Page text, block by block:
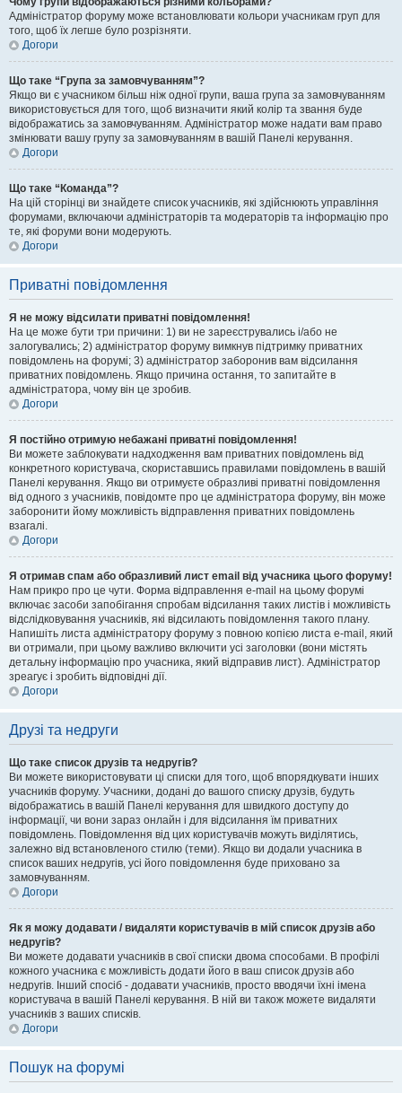
Адміністратор форуму може встановлювати кольори учасникам груп для
того, щоб їх легше було розрізняти.
Догори
Що таке “Група за замовчуванням”?
Якщо ви є учасником більш ніж одної групи, ваша група за замовчуванням
використовується для того, щоб визначити який колір та звання буде
відображатись за замовчуванням. Адміністратор може надати вам право
змінювати вашу групу за замовчуванням в вашій Панелі керування.
Догори
Що таке “Команда”?
На цій сторінці ви знайдете список учасників, які здійснюють управління
форумами, включаючи адміністраторів та модераторів та інформацію про
те, які форуми вони модерують.
Догори
Приватні повідомлення
Я не можу відсилати приватні повідомлення!
На це може бути три причини: 1) ви не зареєструвались і/або не
залогувались; 2) адміністратор форуму вимкнув підтримку приватних
повідомлень на форумі; 3) адміністратор заборонив вам відсилання
приватних повідомлень. Якщо причина остання, то запитайте в
адміністратора, чому він це зробив.
Догори
Я постійно отримую небажані приватні повідомлення!
Ви можете заблокувати надходження вам приватних повідомлень від
конкретного користувача, скориставшись правилами повідомлень в вашій
Панелі керування. Якщо ви отримуєте образливі приватні повідомлення
від одного з учасників, повідомте про це адміністратора форуму, він може
заборонити йому можливість відправлення приватних повідомлень
взагалі.
Догори
Я отримав спам або образливий лист email від учасника цього форуму!
Нам прикро про це чути. Форма відправлення e-mail на цьому форумі
включає засоби запобігання спробам відсилання таких листів і можливість
відслідковування учасників, які відсилають повідомлення такого плану.
Напишіть листа адміністратору форуму з повною копією листа e-mail, який
ви отримали, при цьому важливо включити усі заголовки (вони містять
детальну інформацію про учасника, який відправив лист). Адміністратор
зреагує і зробить відповідні дії.
Догори
Друзі та недруги
Що таке список друзів та недругів?
Ви можете використовувати ці списки для того, щоб впорядкувати інших
учасників форуму. Учасники, додані до вашого списку друзів, будуть
відображатись в вашій Панелі керування для швидкого доступу до
інформації, чи вони зараз онлайн і для відсилання їм приватних
повідомлень. Повідомлення від цих користувачів можуть виділятись,
залежно від встановленого стилю (теми). Якщо ви додали учасника в
список ваших недругів, усі його повідомлення буде приховано за
замовчуванням.
Догори
Як я можу додавати / видаляти користувачів в мій список друзів або
недругів?
Ви можете додавати учасників в свої списки двома способами. В профілі
кожного учасника є можливість додати його в ваш список друзів або
недругів. Інший спосіб - додавати учасників, просто вводячи їхні імена
користувача в вашій Панелі керування. В ній ви також можете видаляти
учасників з ваших списків.
Догори
Пошук на форумі